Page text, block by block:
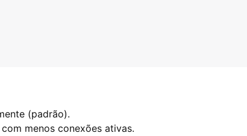
(padrão).
menos conexões ativas.